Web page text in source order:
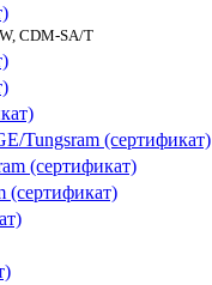
CDM-SA/T
Tungsram (сертификат)
(сертификат)
(сертификат)